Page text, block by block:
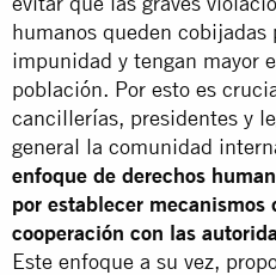
humanos queden cobijadas
impunidad y tengan mayor
población. Por esto es
cancillerías, presidentes y
general la comunidad
enfoque de derechos
por establecer mecanismos
cooperación con las
Este enfoque a su vez,